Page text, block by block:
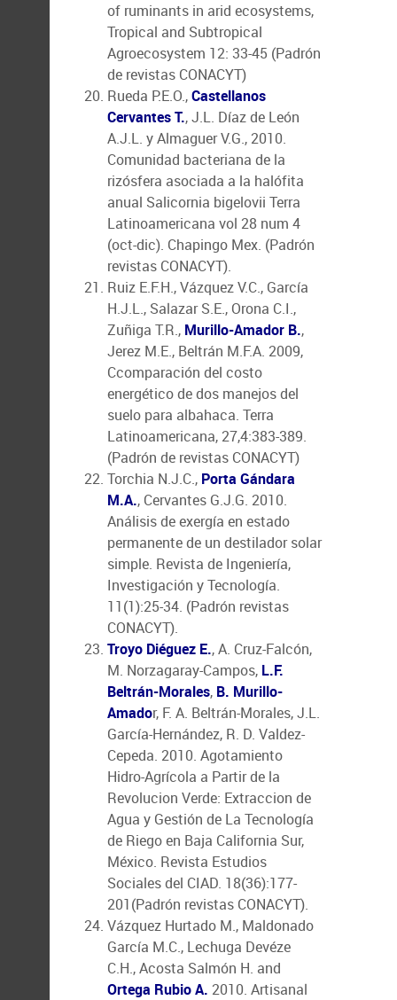
of ruminants in arid ecosystems,
Tropical and Subtropical
Agroecosystem 12: 33-45 (Padrón
de revistas CONACYT)
Rueda P.E.O.,Castellanos
Cervantes T., J.L. Díaz de León
A.J.L. y Almaguer V.G., 2010.
Comunidad bacteriana de la
rizósfera asociada a la halófita
anual Salicornia bigelovii Terra
Latinoamericana vol 28 num 4
(oct-dic). Chapingo Mex. (Padrón
revistas CONACYT).
Ruiz E.F.H., Vázquez V.C., García
H.J.L., Salazar S.E., Orona C.I.,
Zuñiga T.R., Murillo-Amador B.,
Jerez M.E., Beltrán M.F.A. 2009,
Ccomparación del costo
energético de dos manejos del
suelo para albahaca. Terra
Latinoamericana, 27,4:383-389.
(Padrón de revistas CONACYT)
Torchia N.J.C., Porta Gándara
M.A., Cervantes G.J.G. 2010.
Análisis de exergía en estado
permanente de un destilador solar
simple. Revista de Ingeniería,
Investigación y Tecnología.
11(1):25-34. (Padrón revistas
CONACYT).
Troyo Diéguez E., A. Cruz-Falcón,
M. Norzagaray-Campos, L.F.
Beltrán-Morales, B. Murillo-
Amador, F. A. Beltrán-Morales, J.L.
García-Hernández, R. D. Valdez-
Cepeda. 2010. Agotamiento
Hidro-Agrícola a Partir de la
Revolucion Verde: Extraccion de
Agua y Gestión de La Tecnología
de Riego en Baja California Sur,
México. Revista Estudios
Sociales del CIAD. 18(36):177-
201(Padrón revistas CONACYT).
Vázquez Hurtado M., Maldonado
García M.C., Lechuga Devéze
C.H., Acosta Salmón H. and
Ortega Rubio A. 2010. Artisanal